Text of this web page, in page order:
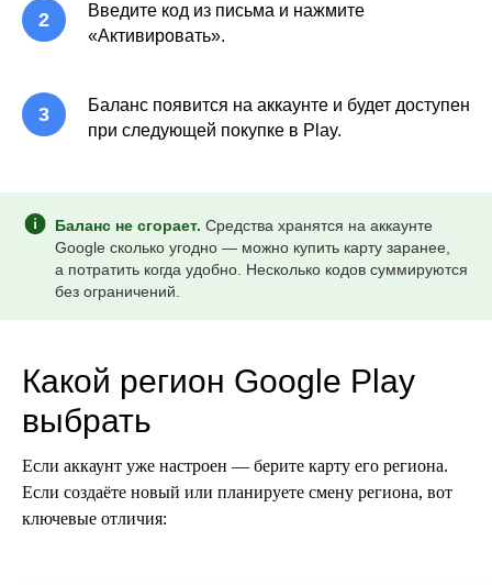
Введите код из письма и нажмите
«Активировать».
Баланс появится на аккаунте и будет доступен
при следующей покупке в Play.
Баланс не сгорает. Средства хранятся на аккаунте
Google сколько угодно — можно купить карту заранее,
а потратить когда удобно. Несколько кодов суммируются
без ограничений.
Какой регион Google Play
выбрать
Если аккаунт уже настроен — берите карту его региона.
Если создаёте новый или планируете смену региона, вот
ключевые отличия: